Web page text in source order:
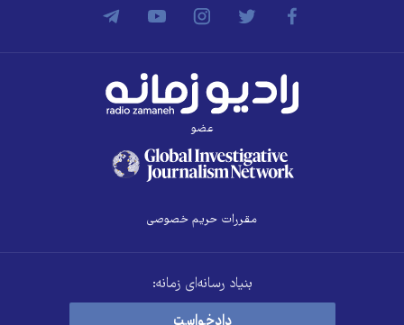
عضو
مقررات حریم خصوصی
بنیاد رسانه‌ای زمانه: